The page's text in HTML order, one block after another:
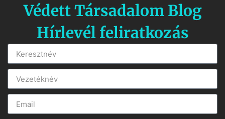
Védett Társadalom Blog
Hírlevél feliratkozás